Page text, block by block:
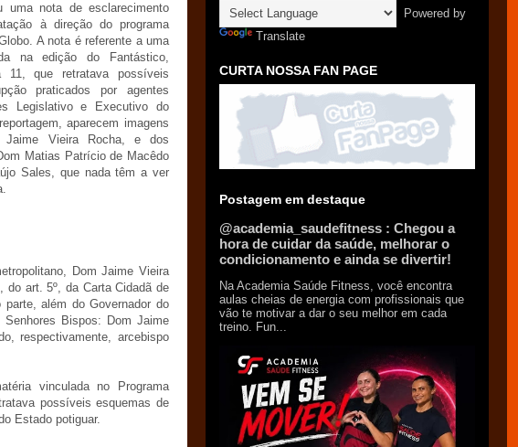
uma nota de esclarecimento
à direção do programa
A nota é referente a uma
na edição do Fantástico,
11, que retratava possíveis
praticados por agentes
Legislativo e Executivo do
aparecem imagens
Jaime Vieira Rocha, e dos
Matias Patrício de Macêdo
Sales, que nada têm a ver
Dom Jaime Vieira
art. 5º, da Carta Cidadã de
além do Governador do
Bispos: Dom Jaime
respectivamente, arcebispo
vinculada no Programa
possíveis esquemas de
Estado potiguar.
Powered by
Translate
CURTA NOSSA FAN PAGE
Postagem em destaque
@academia_saudefitness : Chegou a
hora de cuidar da saúde, melhorar o
condicionamento e ainda se divertir!
Na Academia Saúde Fitness, você encontra
aulas cheias de energia com profissionais que
vão te motivar a dar o seu melhor em cada
treino. Fun...